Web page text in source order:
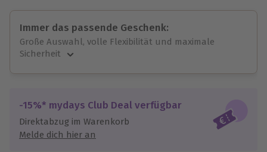
Immer das passende Geschenk:
Große Auswahl, volle Flexibilität und maximale
Sicherheit
Jeder Gutschein für alle Erlebnisse einlösbar.
Maximale Sicherheit
3 Jahre gültig & verlängerbar.
-15%* mydays Club Deal verfügbar
Direktabzug im Warenkorb
Melde dich hier an